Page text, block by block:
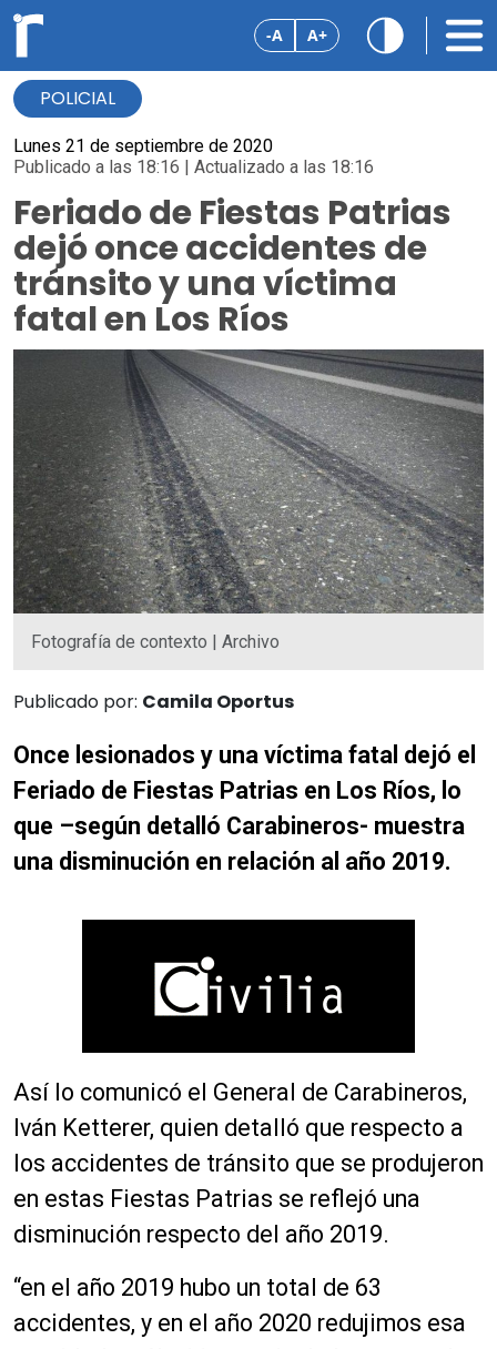
-A A+
POLICIAL
Lunes 21 de septiembre de 2020
Publicado a las 18:16 | Actualizado a las 18:16
Feriado de Fiestas Patrias
dejó once accidentes de
tránsito y una víctima
fatal en Los Ríos
Fotografía de contexto | Archivo
Publicado por: Camila Oportus
Once lesionados y una víctima fatal dejó el
Feriado de Fiestas Patrias en Los Ríos, lo
que –según detalló Carabineros- muestra
una disminución en relación al año 2019.
Así lo comunicó el General de Carabineros,
Iván Ketterer, quien detalló que respecto a
los accidentes de tránsito que se produjeron
en estas Fiestas Patrias se reflejó una
disminución respecto del año 2019.
“en el año 2019 hubo un total de 63
accidentes, y en el año 2020 redujimos esa